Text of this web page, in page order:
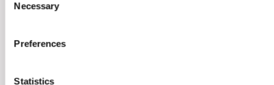
Selection
Necessary
Preferences
Statistics